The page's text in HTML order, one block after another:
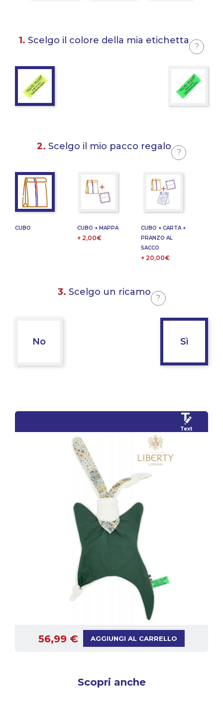
1. Scelgo il colore della mia etichetta
?
2. Scelgo il mio pacco regalo
?
CUBO CUBO + MAPPA
+ 2,00€
CUBO + CARTA +
PRANZO AL
SACCO
+ 20,00€
3. Scelgo un ricamo
?
No Sì
Text
56,99 € AGGIUNGI AL CARRELLO
Scopri anche